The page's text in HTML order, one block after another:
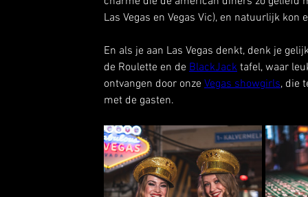
Las Vegas en Vegas Vic), en natuurlijk
En als je aan Las Vegas denkt, denk je
de Roulette en de BlackJack tafel, waar
ontvangen door onze Vegas showgirls, die
met de gasten.